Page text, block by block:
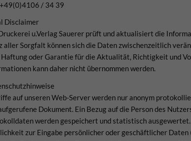
+49(0)4106 / 34 39
Disclaimer
u.Verlag Sauerer prüft und aktualisiert die
aller Sorgfalt können sich die Daten zwischenzeitlich
Haftung oder Garantie für die Aktualität, Richtigkeit und
kann daher nicht übernommen werden.
auf unseren Web-Server werden nur anonym
Dokument. Ein Bezug auf die Person des
werden gespeichert und statistisch
zur Eingabe persönlicher oder geschäftlicher